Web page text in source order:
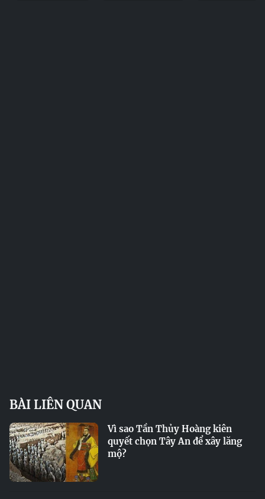
BÀI LIÊN QUAN
Vì sao Tần Thủy Hoàng kiên
quyết chọn Tây An để xây lăng
mộ?